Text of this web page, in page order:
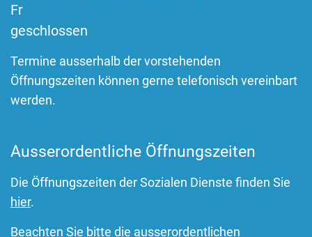
Fr
geschlossen
Termine ausserhalb der vorstehenden
Öffnungszeiten können gerne telefonisch vereinbart
werden.
Ausserordentliche Öffnungszeiten
Die Öffnungszeiten der Sozialen Dienste finden Sie
hier.
Beachten Sie bitte die ausserordentlichen